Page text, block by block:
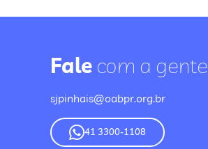
Fale com a gente
sjpinhais@oabpr.org.br
41 3300-1108